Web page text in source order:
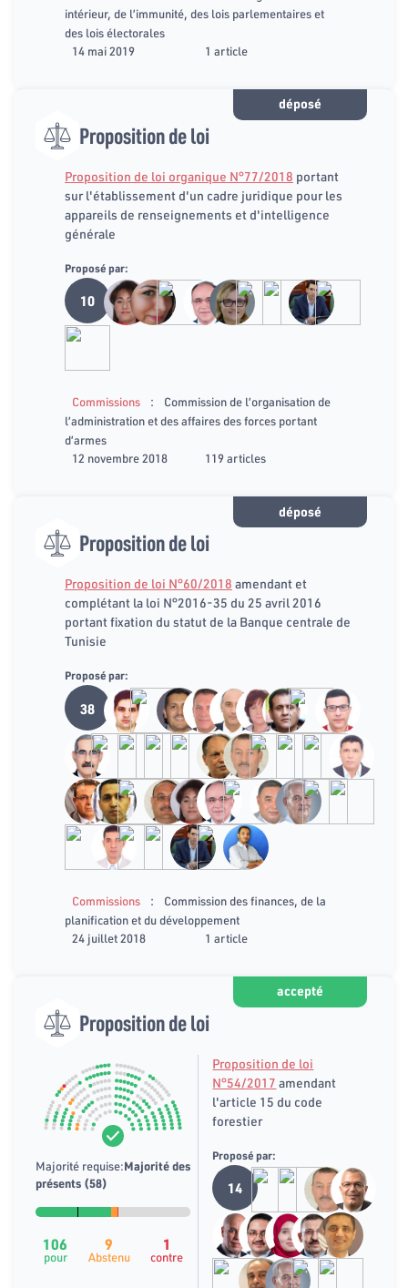
intérieur, de l’immunité, des lois parlementaires et
des lois électorales
14 mai 2019
1 article
déposé
Proposition de loi
Proposition de loi organique N°77/2018 portant
sur l'établissement d'un cadre juridique pour les
appareils de renseignements et d'intelligence
générale
Proposé par:
10
Commissions :
Commission de l’organisation de
l’administration et des affaires des forces portant
d’armes
12 novembre 2018
119 articles
déposé
Proposition de loi
Proposition de loi N°60/2018 amendant et
complétant la loi N°2016-35 du 25 avril 2016
portant fixation du statut de la Banque centrale de
Tunisie
Proposé par:
38
Commissions :
Commission des finances, de la
planification et du développement
24 juillet 2018
1 article
accepté
Proposition de loi
Majorité requise:Majorité des
présents (58)
106
pour
9
Abstenu
1
contre
Proposition de loi
N°54/2017 amendant
l'article 15 du code
forestier
Proposé par:
14